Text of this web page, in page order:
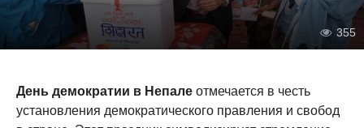
355
День демократии в Непале отмечается в честь
установления демократического правления и свобод